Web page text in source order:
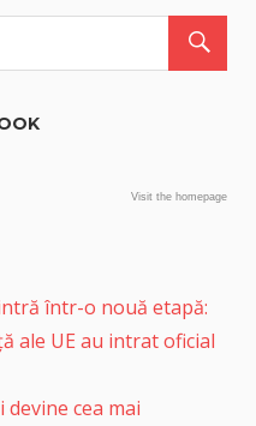
Visit the homepage
într-o nouă etapă:
ale UE au intrat oficial
cea mai